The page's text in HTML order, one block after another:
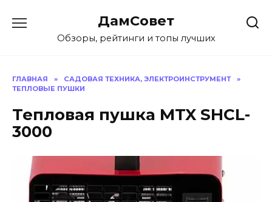
содержанию
ДамСовет
Обзоры, рейтинги и топы лучших
ГЛАВНАЯ » САДОВАЯ ТЕХНИКА, ЭЛЕКТРОИНСТРУМЕНТ
»
ТЕПЛОВЫЕ ПУШКИ
Тепловая пушка MTX SHCL-
3000